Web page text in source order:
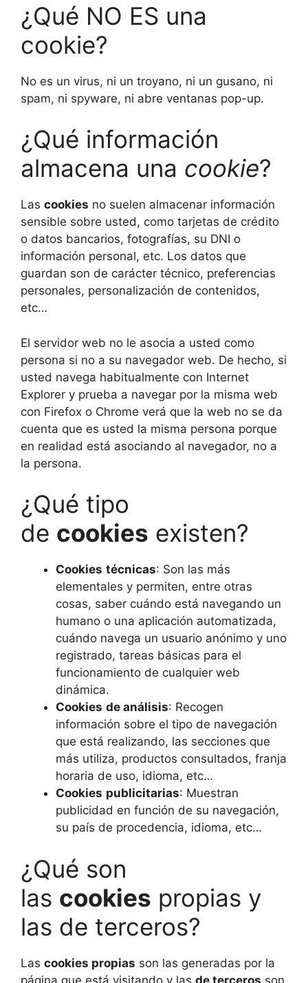
¿Qué NO ES una
cookie?
No es un virus, ni un troyano, ni un gusano, ni
spam, ni spyware, ni abre ventanas pop-up.
¿Qué información
almacena una cookie?
Las cookies no suelen almacenar información
sensible sobre usted, como tarjetas de crédito
o datos bancarios, fotografías, su DNI o
información personal, etc. Los datos que
guardan son de carácter técnico, preferencias
personales, personalización de contenidos,
etc…
El servidor web no le asocia a usted como
persona si no a su navegador web. De hecho, si
usted navega habitualmente con Internet
Explorer y prueba a navegar por la misma web
con Firefox o Chrome verá que la web no se da
cuenta que es usted la misma persona porque
en realidad está asociando al navegador, no a
la persona.
¿Qué tipo
de cookies existen?
Cookies técnicas: Son las más
elementales y permiten, entre otras
cosas, saber cuándo está navegando un
humano o una aplicación automatizada,
cuándo navega un usuario anónimo y uno
registrado, tareas básicas para el
funcionamiento de cualquier web
dinámica.
Cookies de análisis: Recogen
información sobre el tipo de navegación
que está realizando, las secciones que
más utiliza, productos consultados, franja
horaria de uso, idioma, etc…
Cookies publicitarias: Muestran
publicidad en función de su navegación,
su país de procedencia, idioma, etc…
¿Qué son
las cookies propias y
las de terceros?
Las cookies propias son las generadas por la
página que está visitando y las de terceros son